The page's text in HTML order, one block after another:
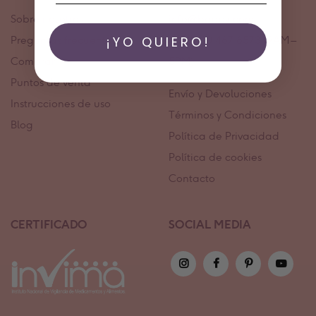
Sobre nosotros
Preguntas frecuentes
Comprar
Puntos de venta
Instrucciones de uso
Blog
+31 (0) 10 467 6573 (9AM –
5PM)
Envío y Devoluciones
Términos y Condiciones
Política de Privacidad
Política de cookies
Contacto
CERTIFICADO SOCIAL MEDIA
¡YO QUIERO!